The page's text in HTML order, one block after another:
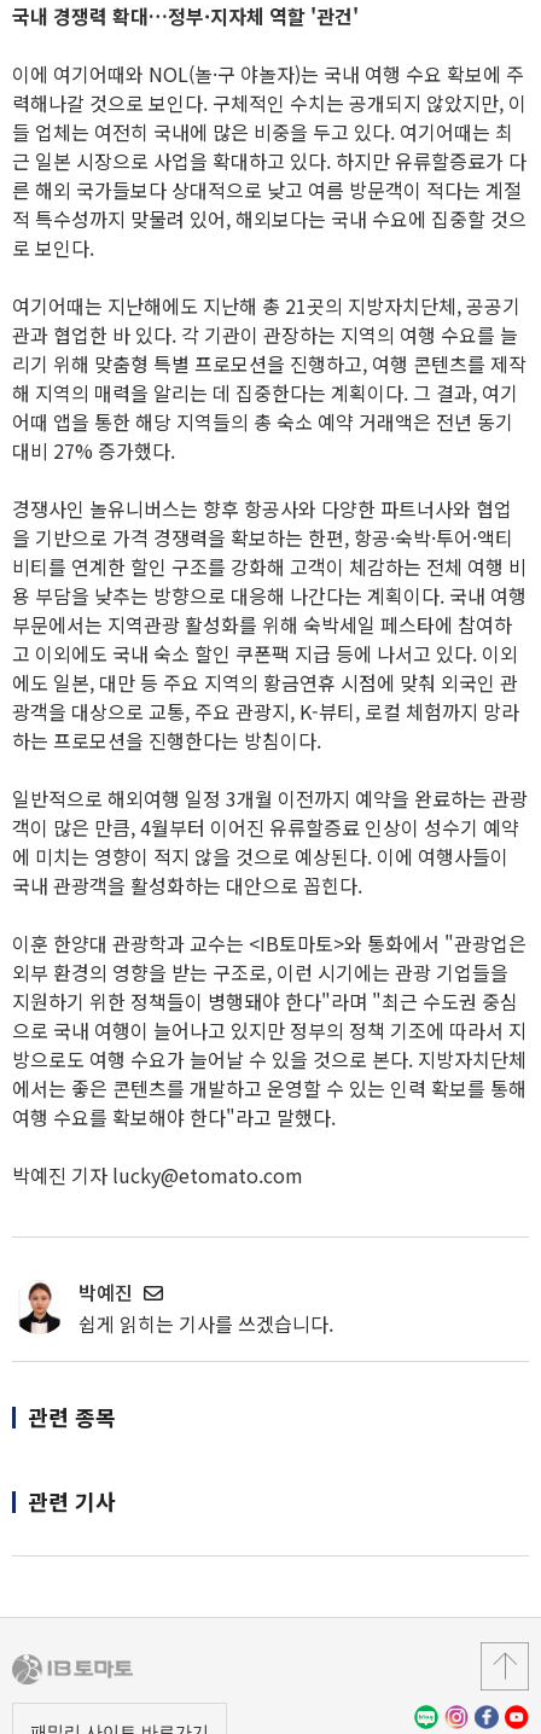
국내 경쟁력 확대…정부·지자체 역할 '관건'
이에 여기어때와 NOL(놀·구 야놀자)는 국내 여행 수요 확보에 주
력해나갈 것으로 보인다. 구체적인 수치는 공개되지 않았지만, 이
들 업체는 여전히 국내에 많은 비중을 두고 있다. 여기어때는 최
근 일본 시장으로 사업을 확대하고 있다. 하지만 유류할증료가 다
른 해외 국가들보다 상대적으로 낮고 여름 방문객이 적다는 계절
적 특수성까지 맞물려 있어, 해외보다는 국내 수요에 집중할 것으
로 보인다.
여기어때는 지난해에도 지난해 총 21곳의 지방자치단체, 공공기
관과 협업한 바 있다. 각 기관이 관장하는 지역의 여행 수요를 늘
리기 위해 맞춤형 특별 프로모션을 진행하고, 여행 콘텐츠를 제작
해 지역의 매력을 알리는 데 집중한다는 계획이다. 그 결과, 여기
어때 앱을 통한 해당 지역들의 총 숙소 예약 거래액은 전년 동기
대비 27% 증가했다.
경쟁사인 놀유니버스는 향후 항공사와 다양한 파트너사와 협업
을 기반으로 가격 경쟁력을 확보하는 한편, 항공·숙박·투어·액티
비티를 연계한 할인 구조를 강화해 고객이 체감하는 전체 여행 비
용 부담을 낮추는 방향으로 대응해 나간다는 계획이다. 국내 여행
부문에서는 지역관광 활성화를 위해 숙박세일 페스타에 참여하
고 이외에도 국내 숙소 할인 쿠폰팩 지급 등에 나서고 있다. 이외
에도 일본, 대만 등 주요 지역의 황금연휴 시점에 맞춰 외국인 관
광객을 대상으로 교통, 주요 관광지, K-뷰티, 로컬 체험까지 망라
하는 프로모션을 진행한다는 방침이다.
일반적으로 해외여행 일정 3개월 이전까지 예약을 완료하는 관광
객이 많은 만큼, 4월부터 이어진 유류할증료 인상이 성수기 예약
에 미치는 영향이 적지 않을 것으로 예상된다. 이에 여행사들이
국내 관광객을 활성화하는 대안으로 꼽힌다.
이훈 한양대 관광학과 교수는 <IB토마토>와 통화에서 "관광업은
외부 환경의 영향을 받는 구조로, 이런 시기에는 관광 기업들을
지원하기 위한 정책들이 병행돼야 한다"라며 "최근 수도권 중심
으로 국내 여행이 늘어나고 있지만 정부의 정책 기조에 따라서 지
방으로도 여행 수요가 늘어날 수 있을 것으로 본다. 지방자치단체
에서는 좋은 콘텐츠를 개발하고 운영할 수 있는 인력 확보를 통해
여행 수요를 확보해야 한다"라고 말했다.
박예진 기자 lucky@etomato.com
박예진
쉽게 읽히는 기사를 쓰겠습니다.
관련 종목
관련 기사